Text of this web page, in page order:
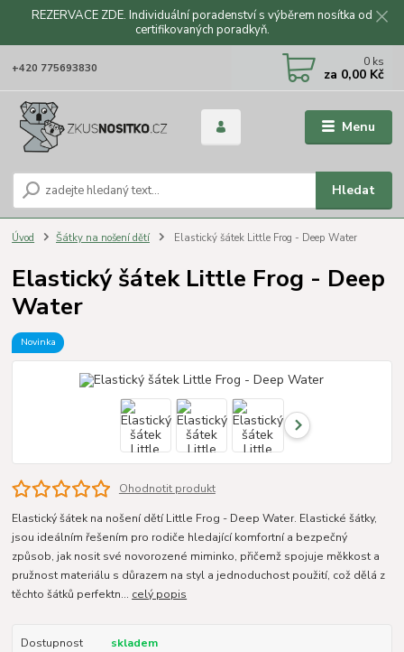
REZERVACE ZDE. Individuální poradenství s výběrem nosítka od
certifikovaných poradkyň.
Menu
Hledat
+420 775693830 0 ks
za 0,00 Kč
Úvod Šátky na nošení dětí Elastický šátek Little Frog - Deep Water
Elastický šátek Little Frog - Deep
Water
Novinka
Ohodnotit produkt
Elastický šátek na nošení dětí Little Frog - Deep Water. Elastické šátky,
jsou ideálním řešením pro rodiče hledající komfortní a bezpečný
způsob, jak nosit své novorozené miminko, přičemž spojuje měkkost a
pružnost materiálu s důrazem na styl a jednoduchost použití, což dělá z
těchto šátků perfektn... celý popis
Dostupnost skladem